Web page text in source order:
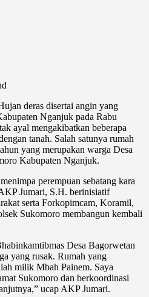
deras disertai angin yang
Nganjuk pada Rabu
ayal mengakibatkan beberapa
tanah. Salah satunya rumah
yang merupakan warga Desa
Kabupaten Nganjuk.
perempuan sebatang kara
Jumari, S.H. berinisiatif
serta Forkopimcam, Koramil,
Sukomoro membangun kembali
Desa Bagorwetan
yang rusak. Rumah yang
milik Mbah Painem. Saya
Sukomoro dan berkoordinasi
ucap AKP Jumari.